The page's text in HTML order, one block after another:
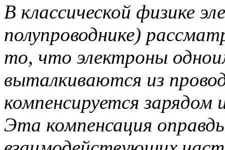
В классической физике
полупроводнике)
то, что электроны
выталкиваются из
компенсируется
Эта компенсация